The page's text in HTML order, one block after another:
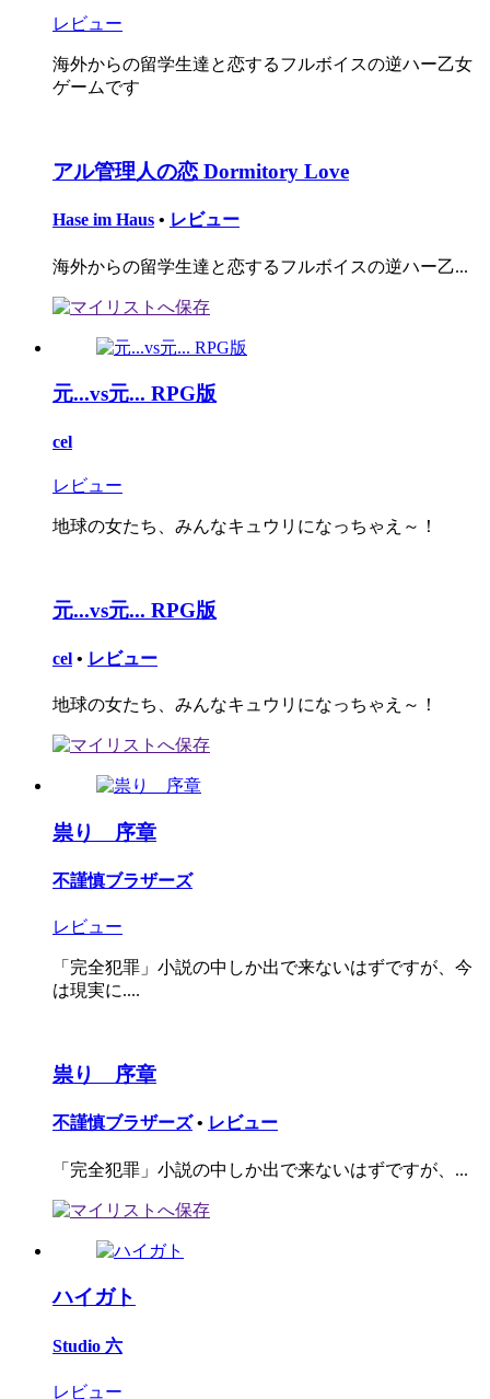
レビュー
海外からの留学生達と恋するフルボイスの逆ハー乙女
ゲームです
アル管理人の恋 Dormitory Love
Hase im Haus • レビュー
海外からの留学生達と恋するフルボイスの逆ハー乙...
元...vs元... RPG版
cel
レビュー
地球の女たち、みんなキュウリになっちゃえ～！
元...vs元... RPG版
cel • レビュー
地球の女たち、みんなキュウリになっちゃえ～！
祟り 序章
不謹慎ブラザーズ
レビュー
「完全犯罪」小説の中しか出で来ないはずですが、今
は現実に....
祟り 序章
不謹慎ブラザーズ • レビュー
「完全犯罪」小説の中しか出で来ないはずですが、...
ハイガト
Studio 六
レビュー